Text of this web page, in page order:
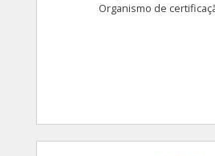
Organismo de